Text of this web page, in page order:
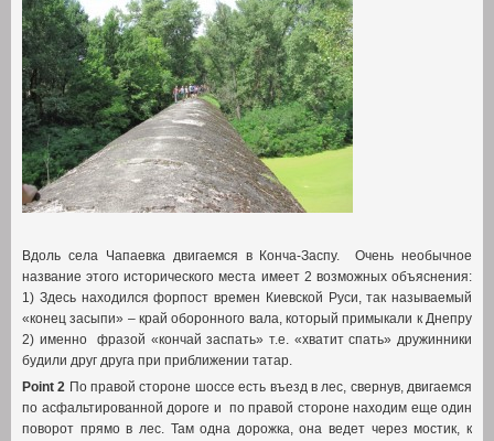
Вдоль села Чапаевка двигаемся в Конча-Заспу. Очень необычное
название этого исторического места имеет2 возможных объяснения:
1) Здесь находился форпост времен Киевской Руси,так называемый
«конец засыпи» –край оборонного вала,который примыкали к Днепру
2) именно фразой «кончай заспать» т.е. «хватит спать» дружинники
будили друг друга при приближении татар.
Point 2 По правой стороне шоссе есть въезд в лес, свернув,двигаемся
по асфальтированной дороге и по правой стороне находим еще один
поворот прямо в лес. Там одна дорожка,она ведет через мостик,к